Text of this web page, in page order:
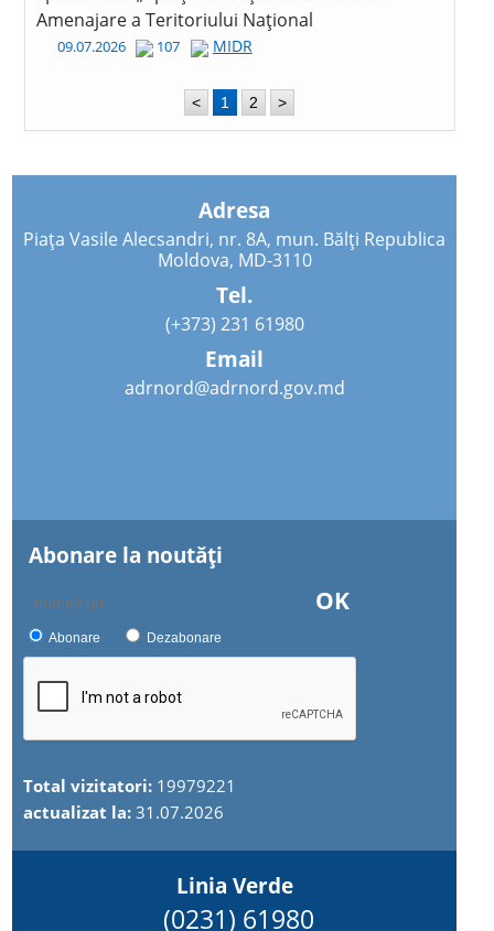
Amenajare a Teritoriului Național
09.07.2026 107 MIDR
< 1 2 >
Adresa
Piața Vasile Alecsandri, nr. 8A, mun. Bălți Republica
Moldova, MD-3110
Tel.
(+373) 231 61980
Email
adrnord@adrnord.gov.md
Abonare la noutăţi
OK
Abonare Dezabonare
Total vizitatori: 19979221
actualizat la:31.07.2026
Linia Verde
(0231) 61980